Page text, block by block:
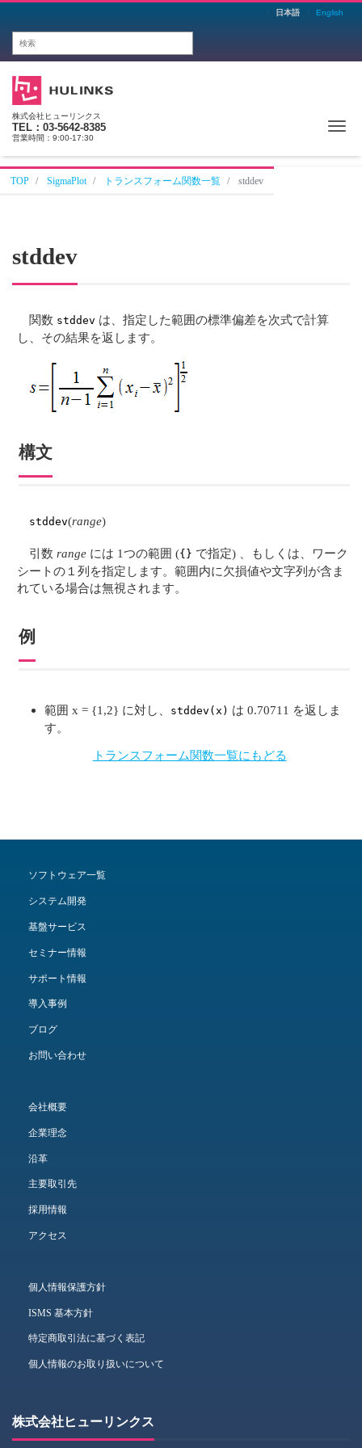
日本語 English
株式会社ヒューリンクス
TEL：03-5642-8385
営業時間：9:00-17:30
TOP SigmaPlot トランスフォーム関数一覧 stddev
stddev
関数 stddev は、指定した範囲の標準偏差を次式で計算
し、その結果を返します。
構文
stddev(range)
引数range には 1つの範囲 ({} で指定) 、もしくは、ワーク
シートの１列を指定します。範囲内に欠損値や文字列が含ま
れている場合は無視されます。
例
範囲 x = {1,2} に対し、 stddev(x) は 0.70711 を返しま
す。
トランスフォーム関数一覧にもどる
ソフトウェア一覧
システム開発
基盤サービス
セミナー情報
サポート情報
導入事例
ブログ
お問い合わせ
会社概要
企業理念
沿革
主要取引先
採用情報
アクセス
個人情報保護方針
ISMS 基本方針
特定商取引法に基づく表記
個人情報のお取り扱いについて
株式会社ヒューリンクス